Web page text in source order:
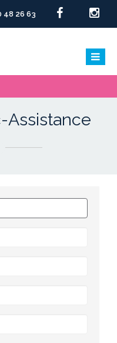
48 26 63
Assistance